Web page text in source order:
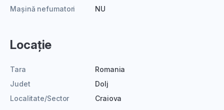
Mașină nefumatori
NU
Locație
Tara
Romania
Judet
Dolj
Localitate/Sector
Craiova